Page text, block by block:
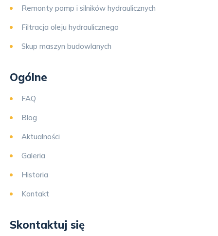
Remonty pomp i silników hydraulicznych
Filtracja oleju hydraulicznego
Skup maszyn budowlanych
Ogólne
FAQ
Blog
Aktualności
Galeria
Historia
Kontakt
Skontaktuj się